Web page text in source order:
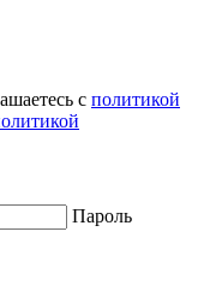
с политикой
Пароль